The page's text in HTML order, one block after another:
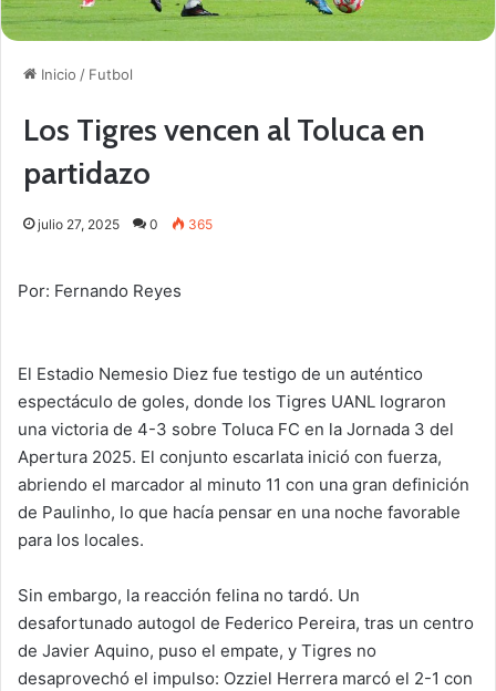
Inicio / Futbol
Los Tigres vencen al Toluca en
partidazo
julio 27, 2025 0 365
Por: Fernando Reyes
El Estadio Nemesio Diez fue testigo de un auténtico
espectáculo de goles, donde los Tigres UANL lograron
una victoria de 4-3 sobre Toluca FC en la Jornada 3 del
Apertura 2025. El conjunto escarlata inició con fuerza,
abriendo el marcador al minuto 11 con una gran definición
de Paulinho, lo que hacía pensar en una noche favorable
para los locales.
Sin embargo, la reacción felina no tardó. Un
desafortunado autogol de Federico Pereira, tras un centro
de Javier Aquino, puso el empate, y Tigres no
desaprovechó el impulso: Ozziel Herrera marcó el 2-1 con